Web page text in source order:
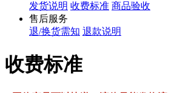
发货说明 收费标准 商品验收
售后服务
退/换货需知 退款说明
收费标准